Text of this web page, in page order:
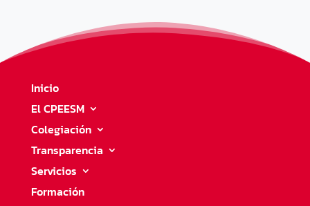
Inicio
El CPEESM
Colegiación
Transparencia
Servicios
Formación